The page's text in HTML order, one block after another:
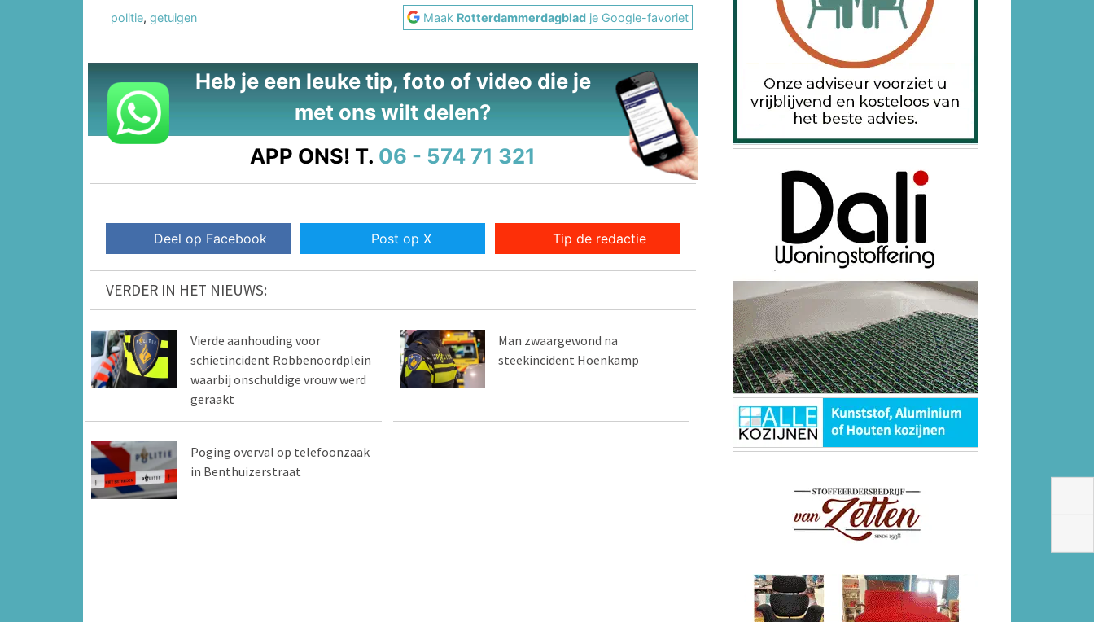
politie, getuigen Maak Rotterdammerdagblad je Google-favoriet
Heb je een leuke tip, foto of video die je
met ons wilt delen?
APP ONS! T. 06 - 574 71 321
Deel op Facebook Post op X Tip de redactie
VERDER IN HET NIEUWS:
Vierde aanhouding voor
schietincident Robbenoordplein
waarbij onschuldige vrouw werd
geraakt
Man zwaargewond na
steekincident Hoenkamp
Poging overval op telefoonzaak
in Benthuizerstraat